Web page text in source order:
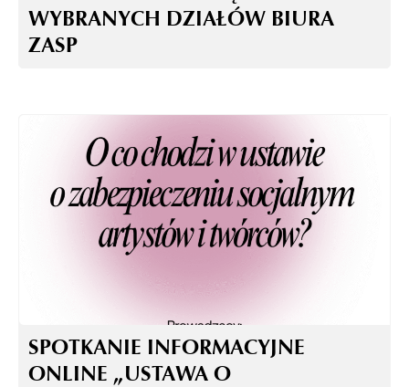
WYBRANYCH DZIAŁÓW BIURA
ZASP
SPOTKANIE INFORMACYJNE
ONLINE „USTAWA O